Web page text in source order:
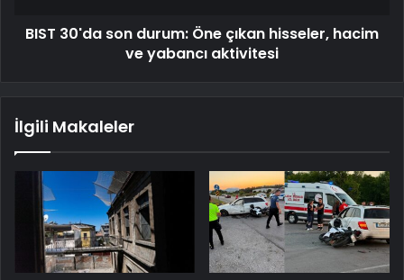
BIST 30'da son durum: Öne çıkan hisseler, hacim
ve yabancı aktivitesi
İlgili Makaleler